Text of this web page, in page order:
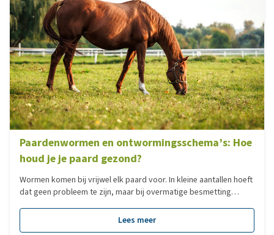
Paardenwormen en ontwormingsschema’s: Hoe
houd je je paard gezond?
Wormen komen bij vrijwel elk paard voor. In kleine aantallen hoeft
dat geen probleem te zijn, maar bij overmatige besmetting
gewichtsverlies tot koliek. Gelukkig kun je met de juiste aanpak
en regelmatige controle de wormdruk laag houden en je paard
Lees meer